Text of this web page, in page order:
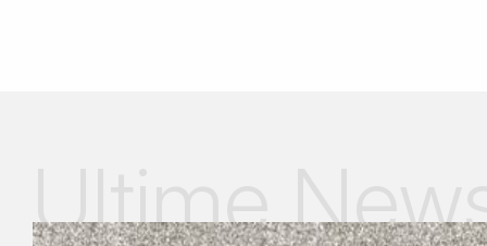
Ultime